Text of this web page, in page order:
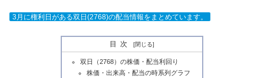
3月に権利日がある双日(2768)の配当情報をまとめています。
目次
双日（2768）の株価・配当利回り
株価・出来高・配当の時系列グラフ